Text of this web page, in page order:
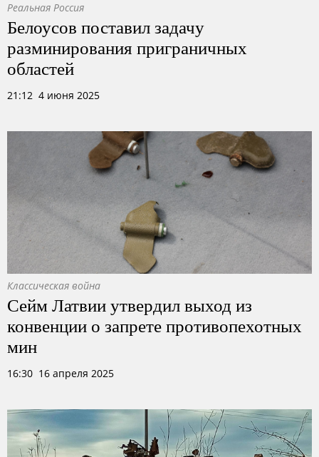
Реальная Россия
Белоусов поставил задачу
разминирования приграничных
областей
21:12 4 июня 2025
Классическая война
Сейм Латвии утвердил выход из
конвенции о запрете противопехотных
мин
16:30 16 апреля 2025